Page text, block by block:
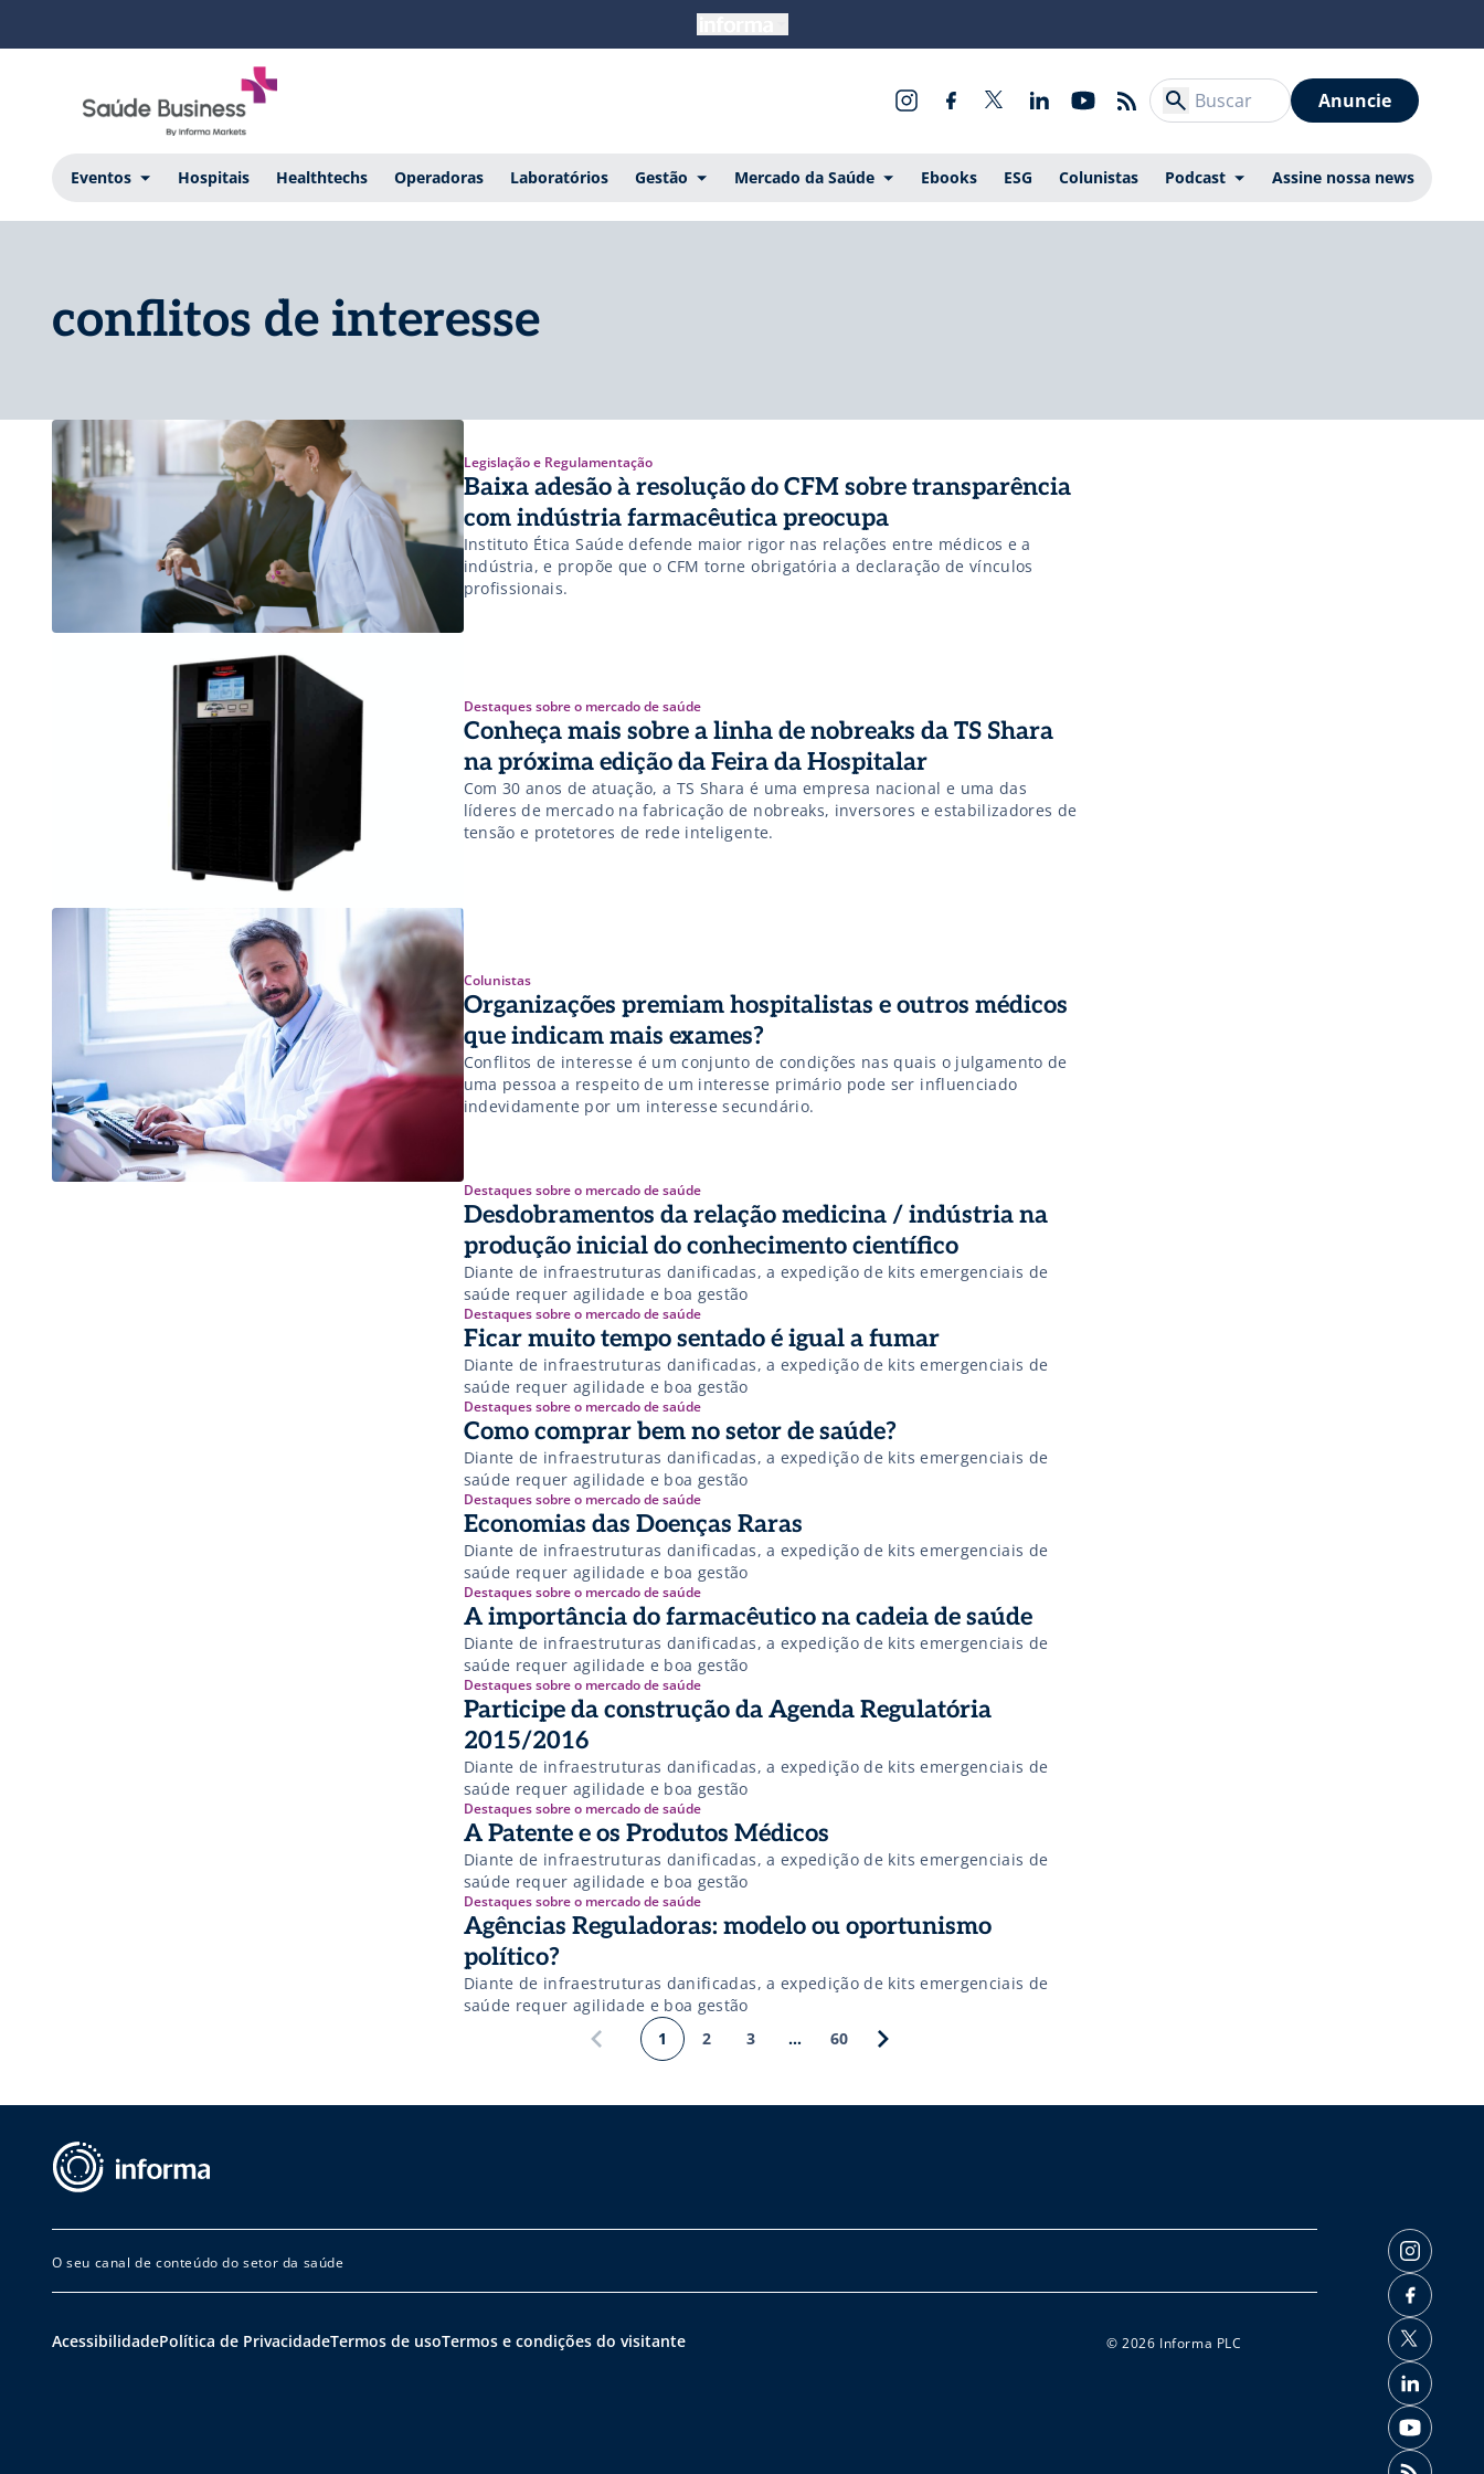
Anuncie
Eventos Hospitais Healthtechs Operadoras Laboratórios Gestão Mercado da Saúde Ebooks ESG Colunistas Podcast Assine nossa news
conflitos de interesse
Legislação e Regulamentação
Baixa adesão à resolução do CFM sobre transparência
com indústria farmacêutica preocupa
Instituto Ética Saúde defende maior rigor nas relações entre médicos e a
indústria, e propõe que o CFM torne obrigatória a declaração de vínculos
profissionais.
Destaques sobre o mercado de saúde
Conheça mais sobre a linha de nobreaks da TS Shara
na próxima edição da Feira da Hospitalar
Com 30 anos de atuação, a TS Shara é uma empresa nacional e uma das
líderes de mercado na fabricação de nobreaks, inversores e estabilizadores de
tensão e protetores de rede inteligente.
Colunistas
Organizações premiam hospitalistas e outros médicos
que indicam mais exames?
Conflitos de interesse é um conjunto de condições nas quais o julgamento de
uma pessoa a respeito de um interesse primário pode ser influenciado
indevidamente por um interesse secundário.
Destaques sobre o mercado de saúde
Desdobramentos da relação medicina / indústria na
produção inicial do conhecimento científico
Diante de infraestruturas danificadas, a expedição de kits emergenciais de
saúde requer agilidade e boa gestão
Destaques sobre o mercado de saúde
Ficar muito tempo sentado é igual a fumar
Diante de infraestruturas danificadas, a expedição de kits emergenciais de
saúde requer agilidade e boa gestão
Destaques sobre o mercado de saúde
Como comprar bem no setor de saúde?
Diante de infraestruturas danificadas, a expedição de kits emergenciais de
saúde requer agilidade e boa gestão
Destaques sobre o mercado de saúde
Economias das Doenças Raras
Diante de infraestruturas danificadas, a expedição de kits emergenciais de
saúde requer agilidade e boa gestão
Destaques sobre o mercado de saúde
A importância do farmacêutico na cadeia de saúde
Diante de infraestruturas danificadas, a expedição de kits emergenciais de
saúde requer agilidade e boa gestão
Destaques sobre o mercado de saúde
Participe da construção da Agenda Regulatória
2015/2016
Diante de infraestruturas danificadas, a expedição de kits emergenciais de
saúde requer agilidade e boa gestão
Destaques sobre o mercado de saúde
A Patente e os Produtos Médicos
Diante de infraestruturas danificadas, a expedição de kits emergenciais de
saúde requer agilidade e boa gestão
Destaques sobre o mercado de saúde
Agências Reguladoras: modelo ou oportunismo
político?
Diante de infraestruturas danificadas, a expedição de kits emergenciais de
saúde requer agilidade e boa gestão
1
2 3 … 60
O seu canal de conteúdo do setor da saúde
AcessibilidadePolítica de PrivacidadeTermos de usoTermos e condições do visitante © 2026 Informa PLC